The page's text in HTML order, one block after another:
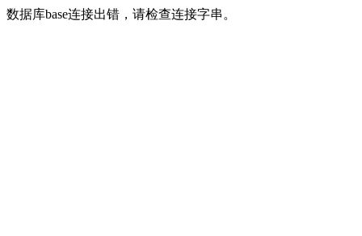
数据库base连接出错，请检查连接字串。